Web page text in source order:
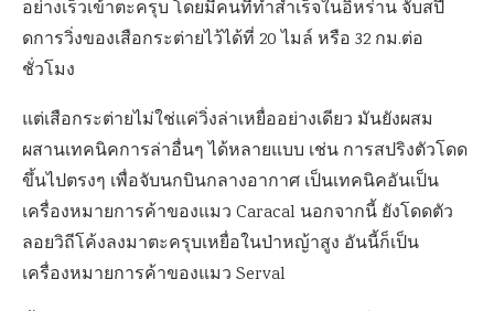
อย่างเร็วเข้าตะครุบ โดยมีคนที่ทำสำเร็จในอิหร่าน จับสปี
ดการวิ่งของเสือกระต่ายไว้ได้ที่ 20 ไมล์ หรือ 32 กม.ต่อ
ชั่วโมง
แต่เสือกระต่ายไม่ใช่แค่วิ่งล่าเหยื่ออย่างเดียว มันยังผสม
ผสานเทคนิคการล่าอื่นๆ ได้หลายแบบ เช่น การสปริงตัวโดด
ขึ้นไปตรงๆ เพื่อจับนกบินกลางอากาศ เป็นเทคนิคอันเป็น
เครื่องหมายการค้าของแมว Caracal นอกจากนี้ ยังโดดตัว
ลอยวิถีโค้งลงมาตะครุบเหยื่อในป่าหญ้าสูง อันนี้ก็เป็น
เครื่องหมายการค้าของแมว Serval